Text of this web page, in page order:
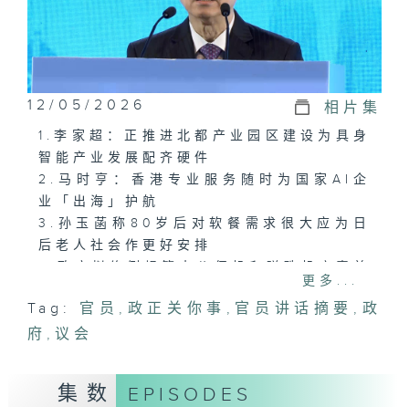
12/05/2026 相片集
1.李家超：正推进北都产业园区建设为具身
智能产业发展配齐硬件
2.马时亨：香港专业服务随时为国家AI企
业「出海」护航
3.孙玉菡称80岁后对软餐需求很大应为日
后老人社会作更好安排
更多...
Tag: 官员 , 政正关你事 , 官员讲话摘要 , 政
府 ,议会
集数 EPISODES